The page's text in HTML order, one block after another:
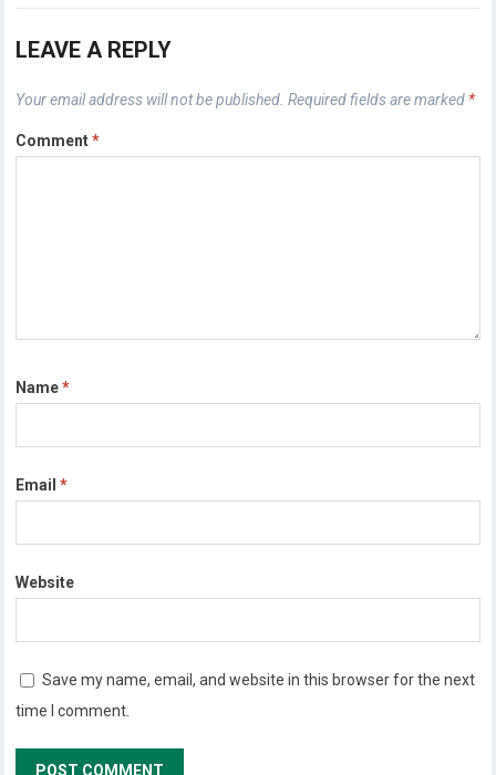
LEAVE A REPLY
Your email address will not be published. Required fields are marked *
Comment*
Name*
Email*
Website
Save my name, email, and website in this browser for the next
time I comment.